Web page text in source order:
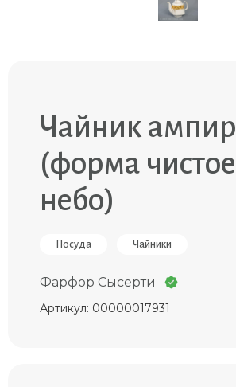
Чайник ампир
(форма чистое
небо)
Посуда Чайники
Фарфор Сысерти
Артикул: 00000017931